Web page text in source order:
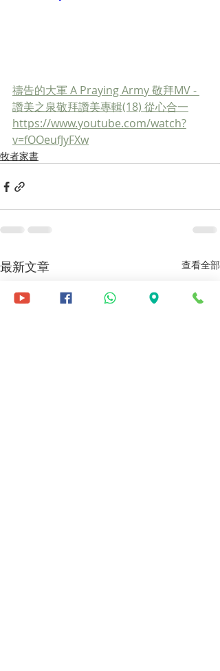
禱告的大軍 A Praying Army 敬拜MV -
讚美之泉敬拜讚美專輯(18) 從心合一
https://www.youtube.com/watch?
v=fOOeufJyFXw
牧者家書
最新文章 查看全部